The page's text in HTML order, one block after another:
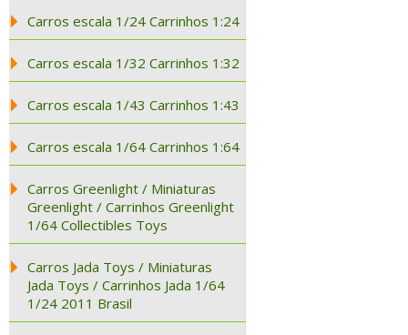
Carros escala 1/24 Carrinhos 1:24
Carros escala 1/32 Carrinhos 1:32
Carros escala 1/43 Carrinhos 1:43
Carros escala 1/64 Carrinhos 1:64
Carros Greenlight / Miniaturas
Greenlight / Carrinhos Greenlight
1/64 Collectibles Toys
Carros Jada Toys / Miniaturas
Jada Toys / Carrinhos Jada 1/64
1/24 2011 Brasil